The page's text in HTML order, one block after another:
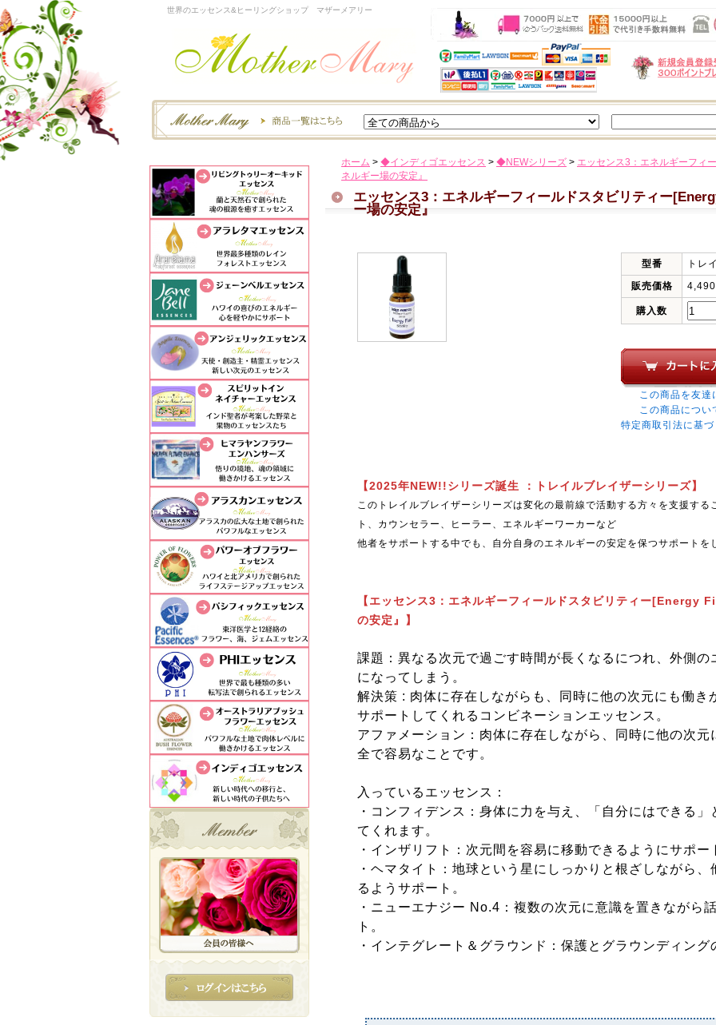
世界のエッセンス&ヒーリングショップ マザーメアリー
ホーム > ◆インディゴエッセンス > ◆NEWシリーズ > エッセンス3：エネルギーフィ
ネルギー場の安定』
エッセンス3：エネルギーフィールドスタビリティー
ー場の安定』
型番
トレ
販売価格
購入数
この商品を友達
この商品につい
特定商取引法に基
【2025年NEW!!シリーズ誕生 ：トレイルブレイザーシリーズ】
このトレイルブレイザーシリーズは変化の最前線で活動する方々を支援する
ト、カウンセラー、ヒーラー、エネルギーワーカーなど
他者をサポートする中でも、自分自身のエネルギーの安定を保つサポートを
【エッセンス3：エネルギーフィールドスタビリティー
の安定』】
課題：異なる次元で過ごす時間が長くなるにつれ、外側の
になってしまう。
解決策 : 肉体に存在しながらも、同時に他の次元にも働き
サポートしてくれるコンビネーションエッセンス。
アファメーション：肉体に存在しながら、同時に他の次
全で容易なことです。
入っているエッセンス：
・コンフィデンス：身体に力を与え、「自分にはできる
てくれます。
・インザリフト：次元間を容易に移動できるようにサポー
・ヘマタイト：地球という星にしっかりと根ざしながら、
るようサポート。
・ニューエナジー No.4：複数の次元に意識を置きながら
ト。
・インテグレート＆グラウンド：保護とグラウンディング